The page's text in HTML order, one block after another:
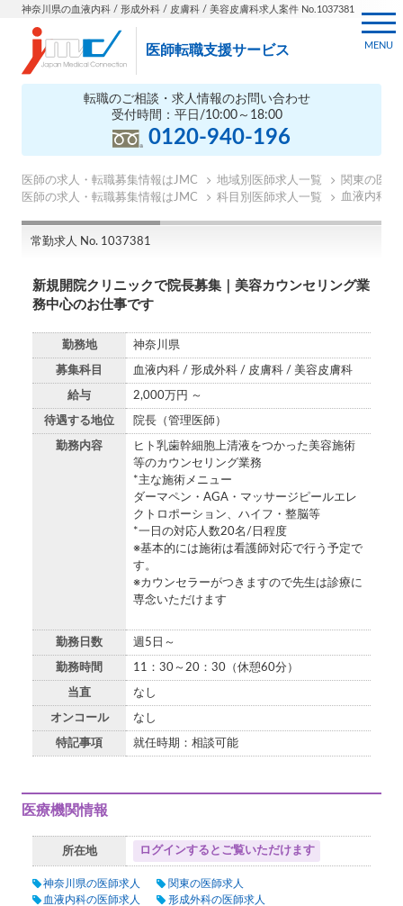
神奈川県の血液内科 / 形成外科 / 皮膚科 / 美容皮膚科求人案件 No.1037381
医師転職支援サービス
転職のご相談・求人情報のお問い合わせ
受付時間：平日/10:00～18:00
0120-940-196
MENU
医師の求人・転職募集情報はJMC 地域別医師求人一覧
関東の医師
医師の求人・転職募集情報はJMC
科目別医師求人一覧 血液内科の
常勤求人 No. 1037381
新規開院クリニックで院長募集｜美容カウンセリング業
務中心のお仕事です
勤務地 神奈川県
募集科目 血液内科 / 形成外科 / 皮膚科 / 美容皮膚科
給与 2,000万円 ～
待遇する地位 院長（管理医師）
勤務内容
ヒト乳歯幹細胞上清液をつかった美容施術
等のカウンセリング業務
*主な施術メニュー
ダーマペン・AGA・マッサージピールエレ
クトロポーション、ハイフ・整脳等
*一日の対応人数20名/日程度
※基本的には施術は看護師対応で行う予定で
す。
※カウンセラーがつきますので先生は診療に
専念いただけます
勤務日数 週5日～
勤務時間 11：30～20：30（休憩60分）
当直 なし
オンコール なし
特記事項 就任時期：相談可能
医療機関情報
所在地 ログインするとご覧いただけます
神奈川県の医師求人
関東の医師求人
血液内科の医師求人
形成外科の医師求人